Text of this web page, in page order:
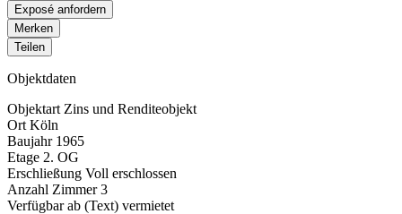
Exposé anfordern
Merken
Teilen
Objektdaten
Objektart Zins und Renditeobjekt
Ort Köln
Baujahr 1965
Etage 2. OG
Erschließung Voll erschlossen
Anzahl Zimmer 3
Verfügbar ab (Text) vermietet